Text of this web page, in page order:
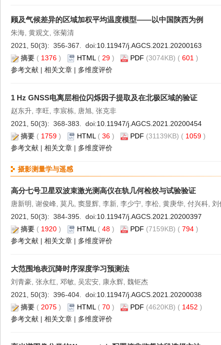
顾及气候差异的区域加权平均温度模型——以中国陕西为例
朱海, 黄观文, 张菊清
2021, 50(3): 356-367. doi:10.11947/j.AGCS.2021.20200163
摘要 ( 1376 ) HTML ( 29 ) PDF (3074KB) ( 601 )
参考文献 | 相关文章 | 多维度评价
1 Hz GNSS电离层相位闪烁因子提取及在北极区域的验证
赵东升, 李旺, 李宸栋, 唐旭, 张克非
2021, 50(3): 368-383. doi:10.11947/j.AGCS.2021.20200454
摘要 ( 1759 ) HTML ( 36 ) PDF (31139KB) ( 1059 )
参考文献 | 相关文章 | 多维度评价
摄影测量学与遥感
高分七号卫星双波束激光测高仪在轨几何检校与试验验证
唐新明, 谢俊峰, 莫凡, 窦显辉, 李新, 李少宁, 李松, 黄庚华, 付兴科,
2021, 50(3): 384-395. doi:10.11947/j.AGCS.2021.20200397
摘要 ( 1920 ) HTML ( 48 ) PDF (7159KB) ( 794 )
参考文献 | 相关文章 | 多维度评价
大范围地表沉降时序深度学习预测法
刘青豪, 张永红, 邓敏, 吴宏安, 康永辉, 魏钜杰
2021, 50(3): 396-404. doi:10.11947/j.AGCS.2021.20200038
摘要 ( 2075 ) HTML ( 70 ) PDF (4620KB) ( 1452 )
参考文献 | 相关文章 | 多维度评价